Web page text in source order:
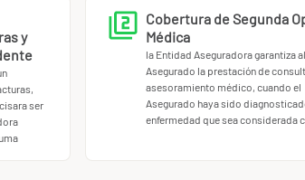
y
ser
Cobertura de Segunda
Médica
la Entidad Aseguradora garantiza al
Asegurado la prestación de
asesoramiento médico, cuando el
Asegurado haya sido
enfermedad que sea considerada